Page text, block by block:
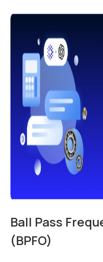
Ball Pass
(BPFO)